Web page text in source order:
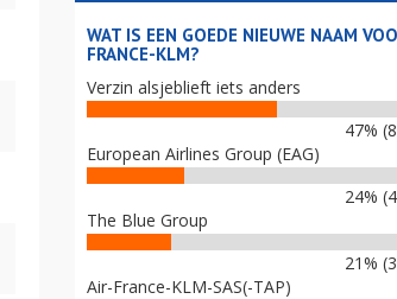
WAT IS EEN GOEDE NIEUWE NAAM
FRANCE-KLM?
Verzin alsjeblieft iets anders
47%
European Airlines Group (EAG)
24%
The Blue Group
21%
Air-France-KLM-SAS(-TAP)